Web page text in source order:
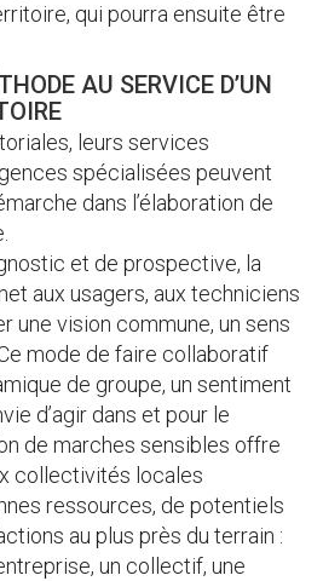
qui pourra ensuite être
AU SERVICE D’UN
leurs services
spécialisées peuvent
dans l’élaboration de
et de prospective, la
aux usagers, aux techniciens
une vision commune, un sens
mode de faire collaboratif
de groupe, un sentiment
d’agir dans et pour le
de marches sensibles offre
collectivités locales
ressources, de potentiels
au plus près du terrain :
un collectif, une